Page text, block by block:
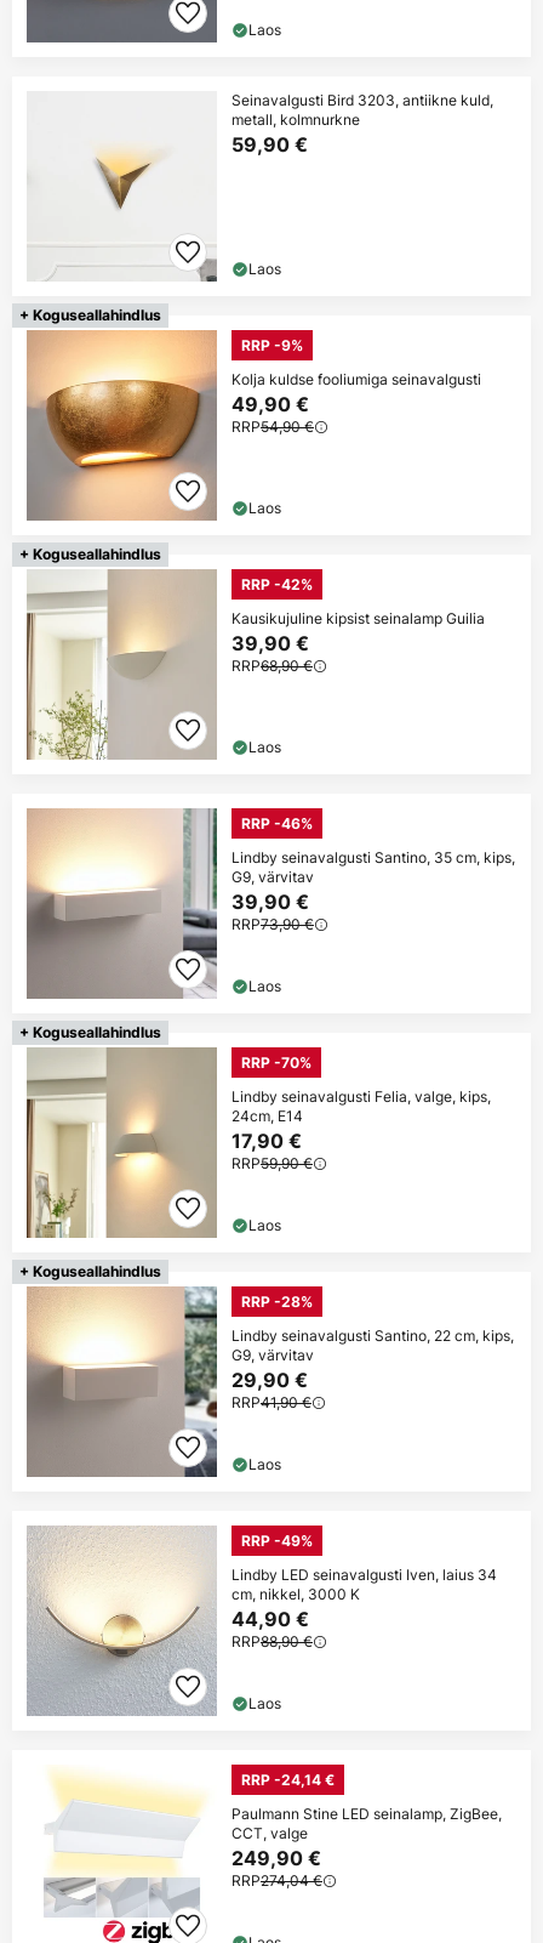
Laos
Seinavalgusti Bird 3203, antiikne kuld,
metall, kolmnurkne
59,90 €
Laos
+ Koguseallahindlus
RRP -9%
Kolja kuldse fooliumiga seinavalgusti
49,90 €
RRP54,90 €
Laos
+ Koguseallahindlus
RRP -42%
Kausikujuline kipsist seinalamp Guilia
39,90 €
RRP68,90 €
Laos
RRP -46%
Lindby seinavalgusti Santino, 35 cm, kips,
G9, värvitav
39,90 €
RRP73,90 €
Laos
+ Koguseallahindlus
RRP -70%
Lindby seinavalgusti Felia, valge, kips,
24cm, E14
17,90 €
RRP59,90 €
Laos
+ Koguseallahindlus
RRP -28%
Lindby seinavalgusti Santino, 22 cm, kips,
G9, värvitav
29,90 €
RRP41,90 €
Laos
RRP -49%
Lindby LED seinavalgusti Iven, laius 34
cm, nikkel, 3000 K
44,90 €
RRP88,90 €
Laos
RRP -24,14 €
Paulmann Stine LED seinalamp, ZigBee,
CCT, valge
249,90 €
RRP274,04 €